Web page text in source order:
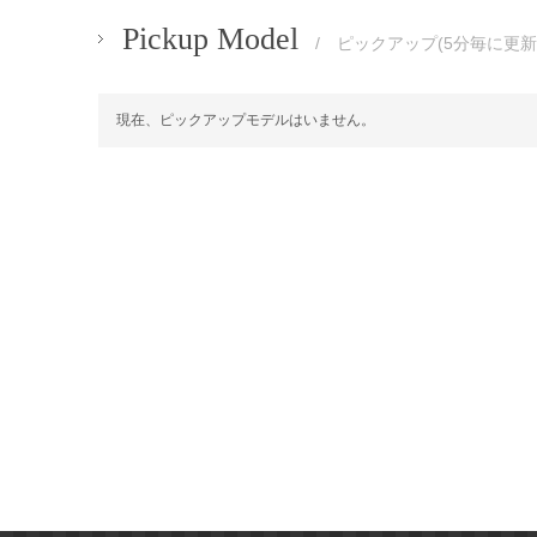
Pickup Model / ピックアップ(5分毎に更
現在、ピックアップモデルはいません。